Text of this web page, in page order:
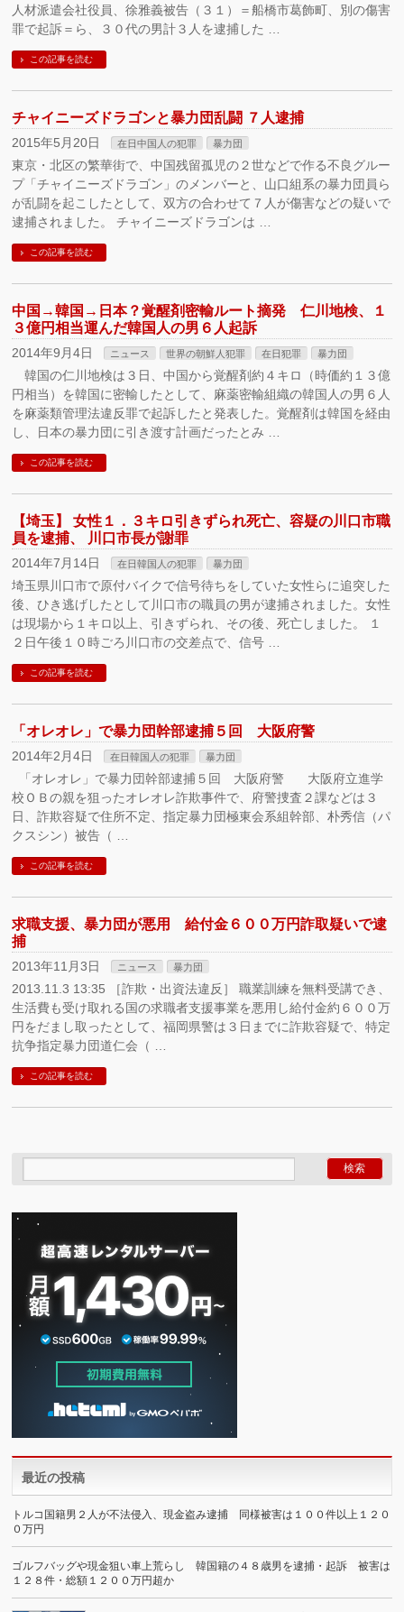
人材派遣会社役員、徐雅義被告（３１）＝船橋市葛飾町、別の傷害
罪で起訴＝ら、３０代の男計３人を逮捕した …
この記事を読む
チャイニーズドラゴンと暴力団乱闘 ７人逮捕
2015年5月20日 在日中国人の犯罪 暴力団
東京・北区の繁華街で、中国残留孤児の２世などで作る不良グルー
プ「チャイニーズドラゴン」のメンバーと、山口組系の暴力団員ら
が乱闘を起こしたとして、双方の合わせて７人が傷害などの疑いで
逮捕されました。 チャイニーズドラゴンは …
この記事を読む
中国→韓国→日本？覚醒剤密輸ルート摘発 仁川地検、１
３億円相当運んだ韓国人の男６人起訴
2014年9月4日 ニュース 世界の朝鮮人犯罪 在日犯罪 暴力団
韓国の仁川地検は３日、中国から覚醒剤約４キロ（時価約１３億
円相当）を韓国に密輸したとして、麻薬密輸組織の韓国人の男６人
を麻薬類管理法違反罪で起訴したと発表した。覚醒剤は韓国を経由
し、日本の暴力団に引き渡す計画だったとみ …
この記事を読む
【埼玉】 女性１．３キロ引きずられ死亡、容疑の川口市職
員を逮捕、 川口市長が謝罪
2014年7月14日 在日韓国人の犯罪 暴力団
埼玉県川口市で原付バイクで信号待ちをしていた女性らに追突した
後、ひき逃げしたとして川口市の職員の男が逮捕されました。女性
は現場から１キロ以上、引きずられ、その後、死亡しました。 １
２日午後１０時ごろ川口市の交差点で、信号 …
この記事を読む
「オレオレ」で暴力団幹部逮捕５回 大阪府警
2014年2月4日 在日韓国人の犯罪 暴力団
「オレオレ」で暴力団幹部逮捕５回 大阪府警 大阪府立進学
校ＯＢの親を狙ったオレオレ詐欺事件で、府警捜査２課などは３
日、詐欺容疑で住所不定、指定暴力団極東会系組幹部、朴秀信（パ
クスシン）被告（ …
この記事を読む
求職支援、暴力団が悪用 給付金６００万円詐取疑いで逮
捕
2013年11月3日 ニュース 暴力団
2013.11.3 13:35 ［詐欺・出資法違反］ 職業訓練を無料受講でき、
生活費も受け取れる国の求職者支援事業を悪用し給付金約６００万
円をだまし取ったとして、福岡県警は３日までに詐欺容疑で、特定
抗争指定暴力団道仁会（ …
この記事を読む
最近の投稿
トルコ国籍男２人が不法侵入、現金盗み逮捕 同様被害は１００件以上１２０
０万円
ゴルフバッグや現金狙い車上荒らし 韓国籍の４８歳男を逮捕・起訴 被害は
１２８件・総額１２００万円超か